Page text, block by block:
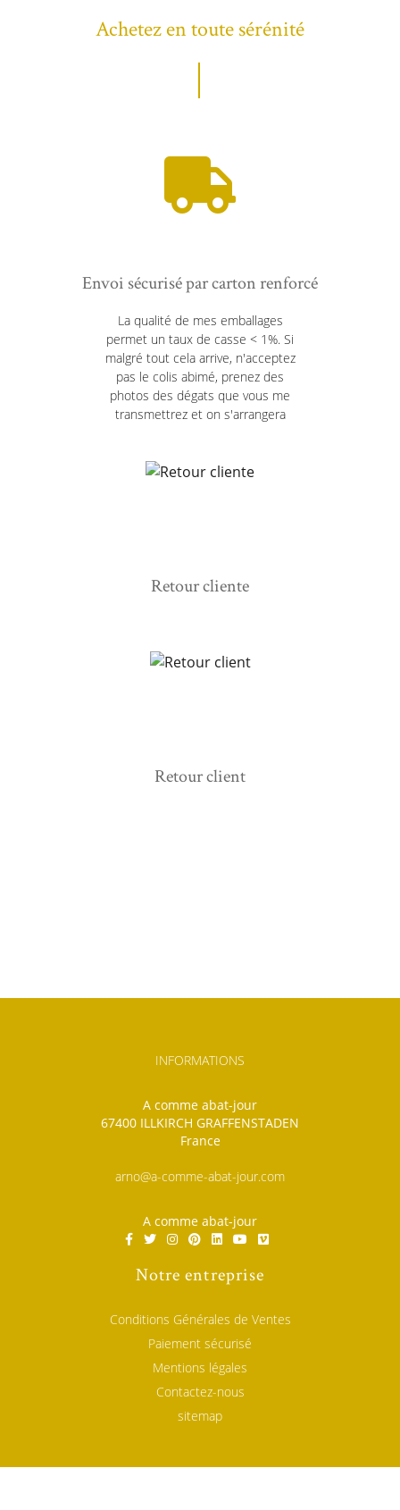
Achetez en toute sérénité
Envoi sécurisé par carton renforcé
La qualité de mes emballages
permet un taux de casse < 1%. Si
malgré tout cela arrive, n'acceptez
pas le colis abimé, prenez des
photos des dégats que vous me
transmettrez et on s'arrangera
Retour cliente
Retour client
INFORMATIONS
A comme abat-jour
67400 ILLKIRCH GRAFFENSTADEN
France
arno@a-comme-abat-jour.com
A comme abat-jour
Notre entreprise
Conditions Générales de Ventes
Paiement sécurisé
Mentions légales
Contactez-nous
sitemap